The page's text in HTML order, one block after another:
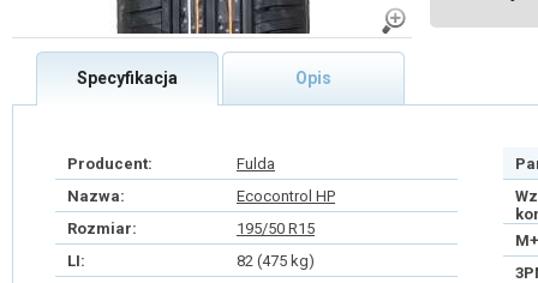
Specyfikacja Opis
Producent:
Fulda
Nazwa:
Ecocontrol HP
Rozmiar:
195/50 R15
LI:
82 (475 kg)